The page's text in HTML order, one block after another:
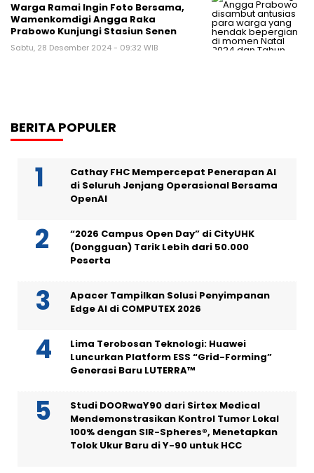
Warga Ramai Ingin Foto Bersama,
Wamenkomdigi Angga Raka
Prabowo Kunjungi Stasiun Senen
Sabtu, 28 Desember 2024 - 09:32 WIB
BERITA POPULER
Cathay FHC Mempercepat Penerapan AI
di Seluruh Jenjang Operasional Bersama
OpenAI
“2026 Campus Open Day” di CityUHK
(Dongguan) Tarik Lebih dari 50.000
Peserta
Apacer Tampilkan Solusi Penyimpanan
Edge AI di COMPUTEX 2026
Lima Terobosan Teknologi: Huawei
Luncurkan Platform ESS “Grid-Forming”
Generasi Baru LUTERRA™
Studi DOORwaY90 dari Sirtex Medical
Mendemonstrasikan Kontrol Tumor Lokal
100% dengan SIR-Spheres®, Menetapkan
Tolok Ukur Baru di Y-90 untuk HCC